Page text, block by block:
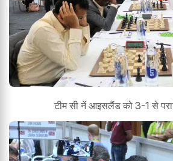
टीम सी नें आइसलैंड को 3-1 से